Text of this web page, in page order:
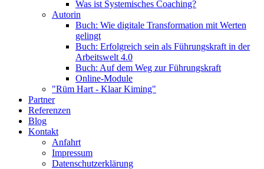
Was ist Systemisches Coaching?
Autorin
Buch: Wie digitale Transformation mit Werten
gelingt
Buch: Erfolgreich sein als Führungskraft in der
Arbeitswelt 4.0
Buch: Auf dem Weg zur Führungskraft
Online-Module
"Rüm Hart - Klaar Kiming"
Partner
Referenzen
Blog
Kontakt
Anfahrt
Impressum
Datenschutzerklärung